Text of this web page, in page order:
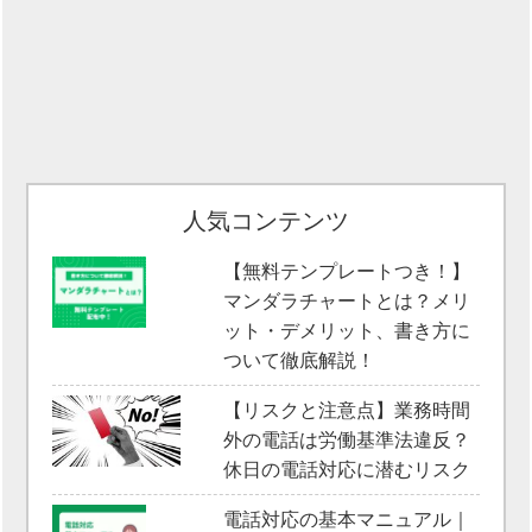
人気コンテンツ
【無料テンプレートつき！】
マンダラチャートとは？メリ
ット・デメリット、書き方に
ついて徹底解説！
【リスクと注意点】業務時間
外の電話は労働基準法違反？
休日の電話対応に潜むリスク
電話対応の基本マニュアル｜